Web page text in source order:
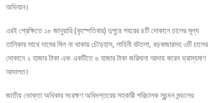
অভিযান।
এরই প্রেক্ষিতে ১৮ জানুয়ারি (বৃহস্পতিবার) দুপুরে শহরের ৪টি দোকানে চালের মূল্য
তালিকার সাথে দামের মিল না থাকায় চৌড়হাস, লাহিনী বটতলা, বড়বাজারসহ ৩টি চালের
দোকানে ২ হাজার টাকা এবং একটিতে ৬ হাজার টাকা জরিমানা আদায় করেন ভ্রাম্যমাণ
আদালত।
জাতীয় ভোক্তা অধিকার সংরক্ষণ অধিদপ্তরের সহকারী পরিচালক সুচন্দন মন্ডলের